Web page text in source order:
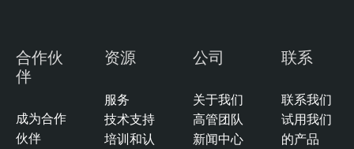
合作伙
伴
成为合作
伙伴
资源
服务
技术支持
培训和认
公司
关于我们
高管团队
新闻中心
联系
联系我们
试用我们
的产品